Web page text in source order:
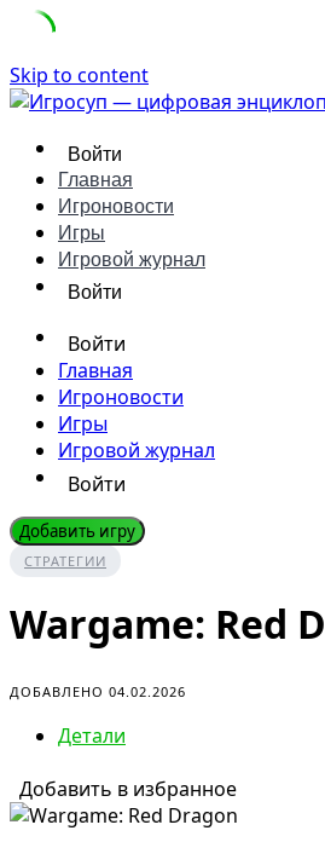
Skip to content
Войти
Главная
Игроновости
Игры
Игровой журнал
Войти
Войти
Главная
Игроновости
Игры
Игровой журнал
Войти
Добавить игру
СТРАТЕГИИ
Wargame: Red
ДОБАВЛЕНО 04.02.2026
Детали
Добавить в избранное